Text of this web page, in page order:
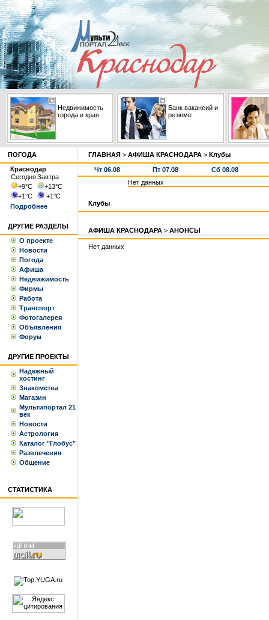
Недвижимость
города и края
Банк вакансий и
резюме
ПОГОДА
Краснодар
СегодняЗавтра
+9°С +13°С
+1°С +1°С
Подробнее
ДРУГИЕ РАЗДЕЛЫ
О проекте
Новости
Погода
Афиша
Недвижимость
Фирмы
Работа
Транспорт
Фотогалерея
Объявления
Форум
ДРУГИЕ ПРОЕКТЫ
Надежный
хостинг
Знакомства
Магазин
Мультипортал 21
век
Новости
Астрология
Каталог "Глобус"
Развлечения
Общение
СТАТИСТИКА
ГЛАВНАЯ > АФИША КРАСНОДАРА > Клубы
Чт 06.08 Пт 07.08
Сб 08.08
Нет данных
Клубы
АФИША КРАСНОДАРА > АНОНСЫ
Нет данных